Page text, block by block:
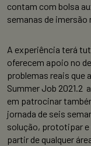
contam com bolsa
semanas de
A experiência terá
oferecem apoio no
problemas reais que
Summer Job 2021.2
em patrocinar
jornada de seis
solução, prototipar e
partir de qualquer